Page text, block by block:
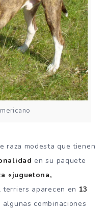
raza modesta que tienen
en su paquete
«juguetona,
terriers aparecen en 13
combinaciones